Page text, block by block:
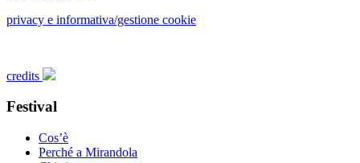
privacy e informativa/gestione cookie
credits
Festival
Cos’è
Perché a Mirandola